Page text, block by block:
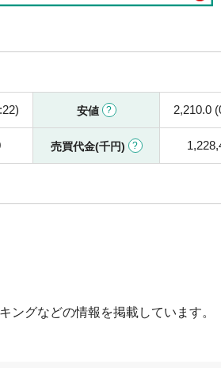
安値 2,210.0
売買代金(千円)
ングなどの情報を掲載しています。